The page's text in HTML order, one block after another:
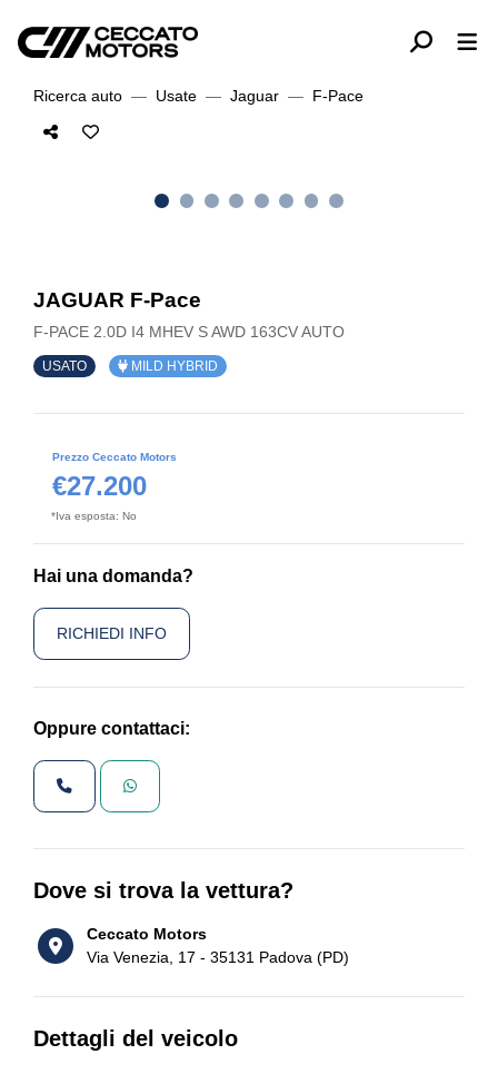
Ricerca auto Usate Jaguar F-Pace
JAGUAR F-Pace
F-PACE 2.0D I4 MHEV S AWD 163CV AUTO
USATO MILD HYBRID
Prezzo Ceccato Motors
€27.200
*Iva esposta: No
Hai una domanda?
RICHIEDI INFO
Oppure contattaci:
Dove si trova la vettura?
Ceccato Motors
Via Venezia, 17 - 35131 Padova (PD)
Dettagli del veicolo